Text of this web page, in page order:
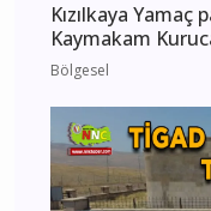
Kızılkaya Yamaç
Kaymakam
Bölgesel